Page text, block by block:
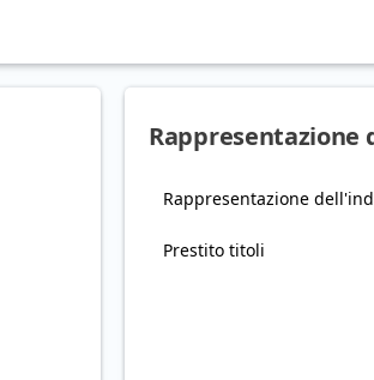
Rappresentazione
Rappresentazione
Prestito titoli